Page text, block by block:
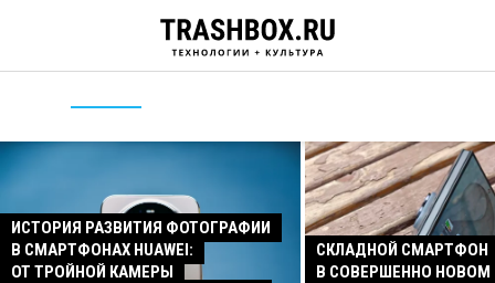
ИСТОРИЯ РАЗВИТИЯ ФОТОГРАФИИ
В СМАРТФОНАХ HUAWEI:
ОТ ТРОЙНОЙ КАМЕРЫ
СКЛАДНОЙ СМАРТФОН
В СОВЕРШЕННО